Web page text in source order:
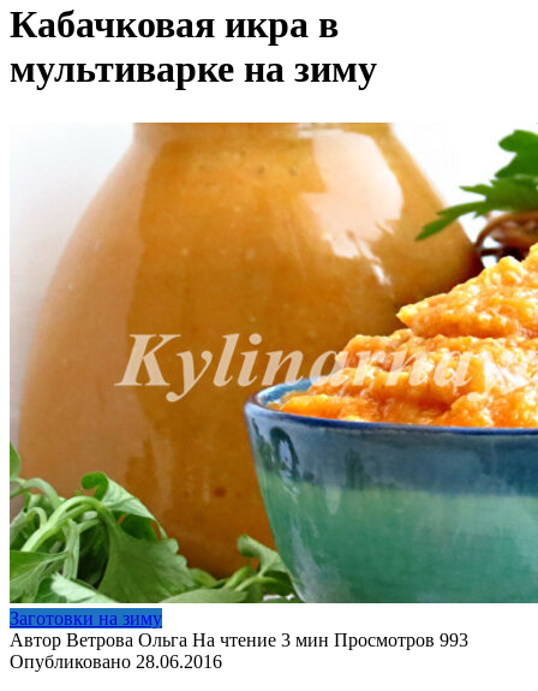
Кабачковая икра в
мультиварке на зиму
Заготовки на зиму
Автор Ветрова Ольга На чтение 3 мин Просмотров 993
Опубликовано 28.06.2016